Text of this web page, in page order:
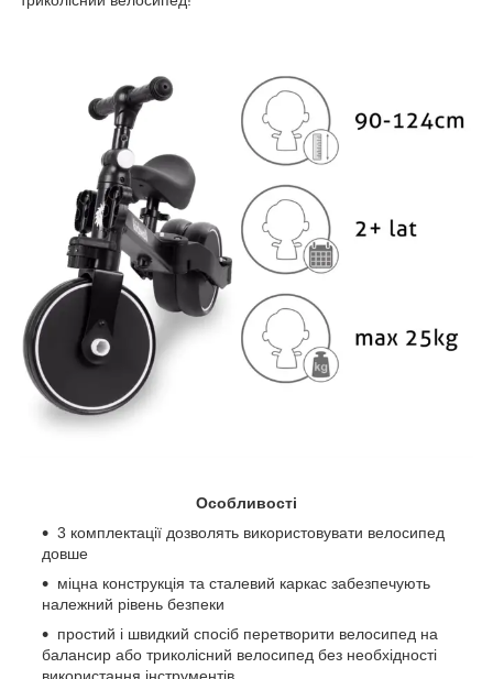
Особливості
3 комплектації дозволять використовувати велосипед
довше
міцна конструкція та сталевий каркас забезпечують
належний рівень безпеки
простий і швидкий спосіб перетворити велосипед на
балансир або триколісний велосипед без необхідності